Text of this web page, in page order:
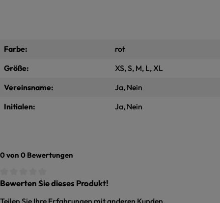
Farbe:
rot
Größe:
XS, S, M, L, XL
Vereinsname:
Ja, Nein
Initialen:
Ja, Nein
0 von 0 Bewertungen
Durchschnittliche Bewertung von 0 von 5 Sternen
Bewerten Sie dieses Produkt!
Teilen Sie Ihre Erfahrungen mit anderen Kunden.